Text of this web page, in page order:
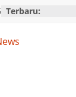
Terbaru: